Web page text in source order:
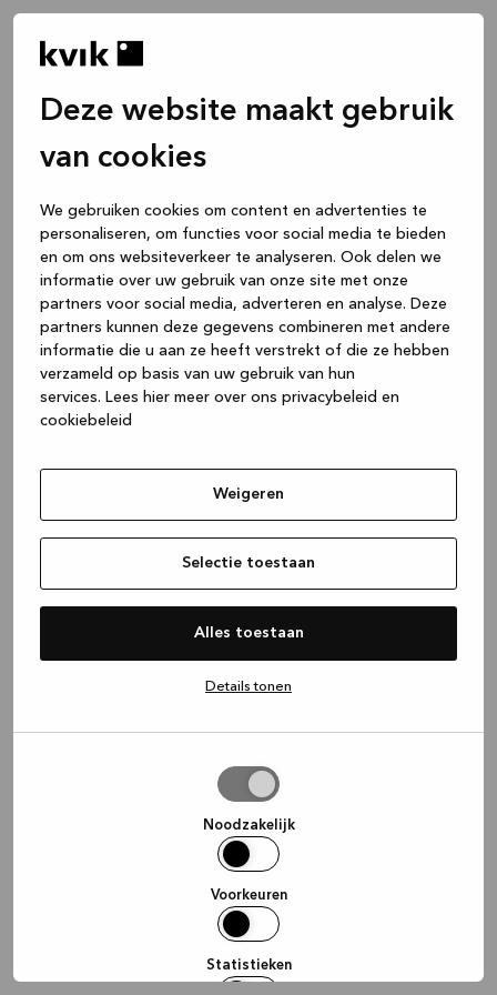
Deze website maakt gebruik
van cookies
We gebruiken cookies om content en advertenties te
personaliseren, om functies voor social media te bieden
en om ons websiteverkeer te analyseren. Ook delen we
informatie over uw gebruik van onze site met onze
partners voor social media, adverteren en analyse. Deze
partners kunnen deze gegevens combineren met andere
informatie die u aan ze heeft verstrekt of die ze hebben
verzameld op basis van uw gebruik van hun
services. Lees hier meer over ons privacybeleid en
cookiebeleid
Weigeren
Selectie toestaan
Alles toestaan
Details tonen
Noodzakelijk
Voorkeuren
Statistieken
(see the browser console for more
information).